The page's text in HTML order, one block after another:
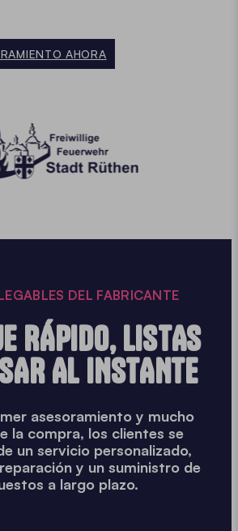
AHORA
DEL FABRICANTE
RÁPIDO, LISTAS
AL INSTANTE
asesoramiento y mucho
la compra, los clientes se
un servicio personalizado,
y un suministro de
a largo plazo.